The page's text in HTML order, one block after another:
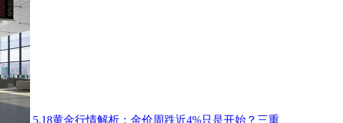
5.18黄金行情解析：金价周跌近4%只是开始？三重